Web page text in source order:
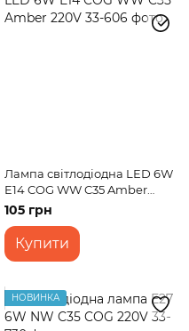
Лампа світлодіодна LED 6W
E14 COG WW C35 Amber
220V
105 грн
Купити
НОВИНКА